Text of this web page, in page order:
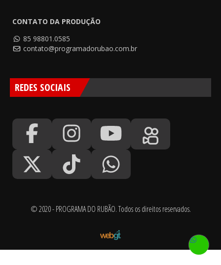
CONTATO DA PRODUÇÃO
85 98801.0585
contato@programadorubao.com.br
REDES SOCIAIS
© 2020 - PROGRAMA DO RUBÃO. Todos os direitos reservados.